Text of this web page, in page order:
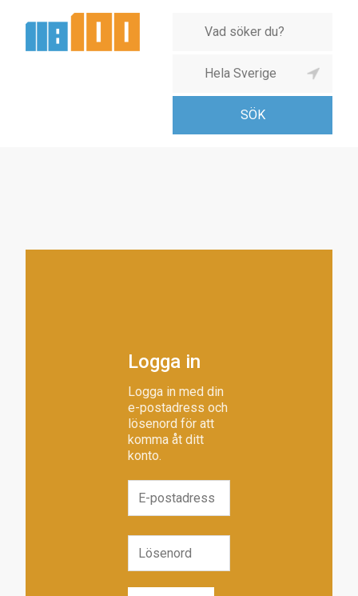
Logga in
Logga in med din
e-postadress och
lösenord för att
komma åt ditt
konto.